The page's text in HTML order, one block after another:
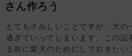
さん作ろう
とてもさみしいことですが、犬の
過ぎていってしまいます。この記
る前に愛犬のためにしておきたい